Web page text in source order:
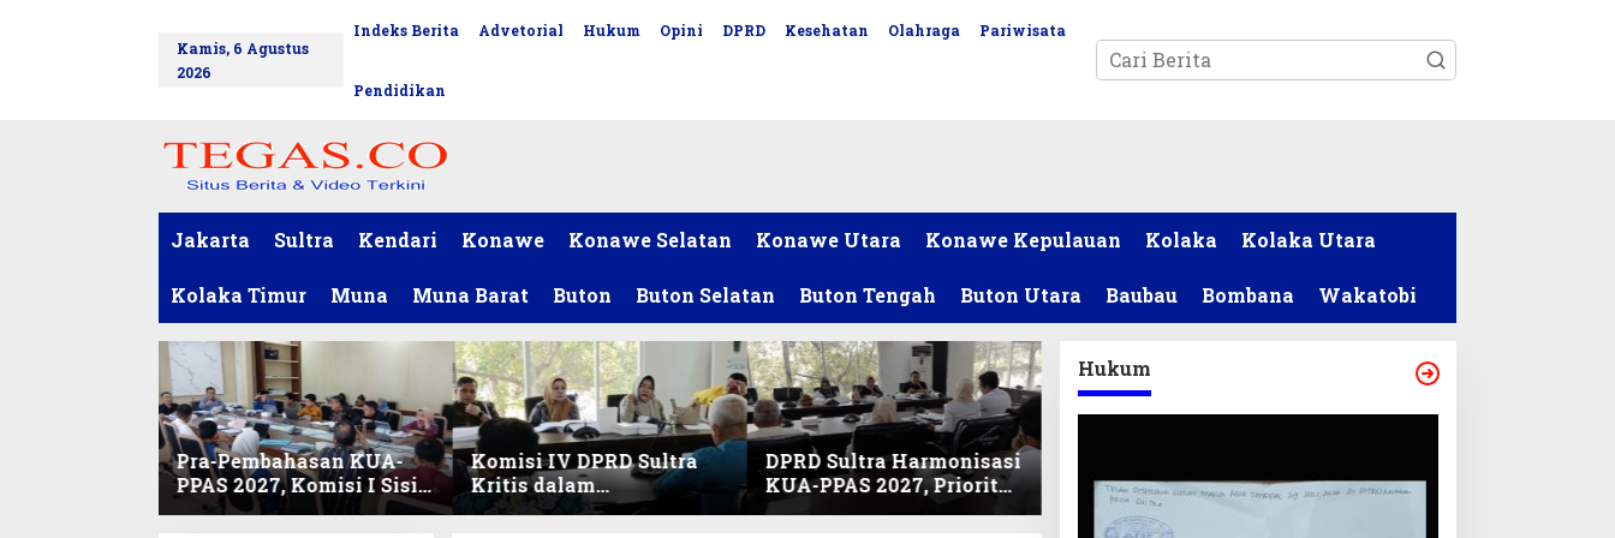
Kamis, 6 Agustus
2026
Indeks Berita Advetorial Hukum Opini DPRD Kesehatan Olahraga Pariwisata
Pendidikan
Jakarta Sultra Kendari Konawe Konawe Selatan Konawe Utara Konawe Kepulauan Kolaka Kolaka Utara
Kolaka Timur Muna Muna Barat Buton Buton Selatan Buton Tengah Buton Utara Baubau Bombana Wakatobi
Pra-Pembahasan KUA-
PPAS 2027, Komisi I Sisir
Program Prioritas
Komisi IV DPRD Sultra
Kritis dalam
Harmonisasi KUA-PPAS
DPRD Sultra Harmonisasi
KUA-PPAS 2027, Prioritas
Pendidikan, Kebudayaan,
Hukum